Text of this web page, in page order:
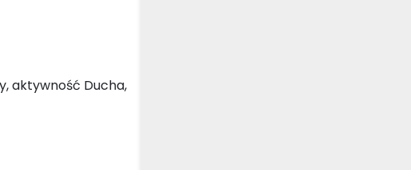
aktywność Ducha,